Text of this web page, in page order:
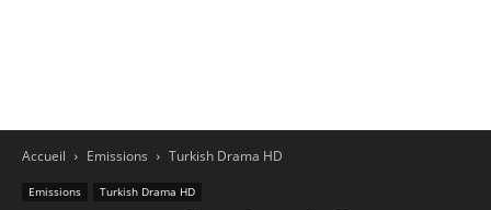
Accueil Emissions Turkish Drama HD
Emissions Turkish Drama HD